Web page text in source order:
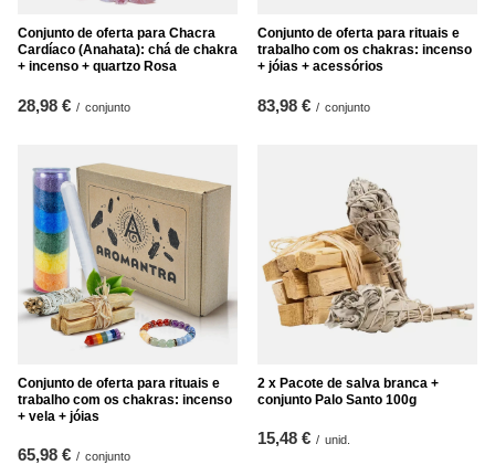
Conjunto de oferta para Chacra
Cardíaco (Anahata): chá de chakra
+ incenso + quartzo Rosa
28,98 € / conjunto
Conjunto de oferta para rituais e
trabalho com os chakras: incenso
+ jóias + acessórios
83,98 € / conjunto
Conjunto de oferta para rituais e
trabalho com os chakras: incenso
+ vela + jóias
65,98 € / conjunto
2 x Pacote de salva branca +
conjunto Palo Santo 100g
15,48 € / unid.